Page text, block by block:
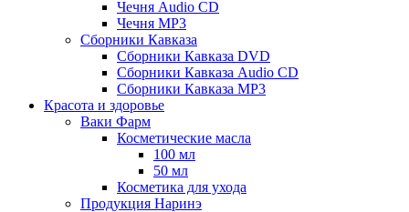
Чечня Audio CD
Чечня MP3
Сборники Кавказа
Сборники Кавказа DVD
Сборники Кавказа Audio CD
Сборники Кавказа MP3
Красота и здоровье
Ваки Фарм
Косметические масла
100 мл
50 мл
Косметика для ухода
Продукция Наринэ